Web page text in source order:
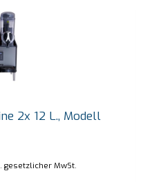
2x 12 L., Modell
gesetzlicher MwSt.